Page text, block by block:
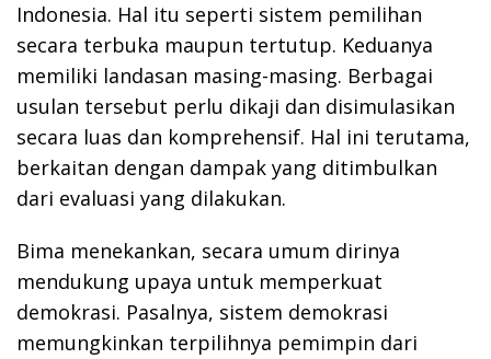
Indonesia. Hal itu seperti sistem pemilihan
secara terbuka maupun tertutup. Keduanya
memiliki landasan masing-masing. Berbagai
usulan tersebut perlu dikaji dan disimulasikan
secara luas dan komprehensif. Hal ini terutama,
berkaitan dengan dampak yang ditimbulkan
dari evaluasi yang dilakukan.
Bima menekankan, secara umum dirinya
mendukung upaya untuk memperkuat
demokrasi. Pasalnya, sistem demokrasi
memungkinkan terpilihnya pemimpin dari